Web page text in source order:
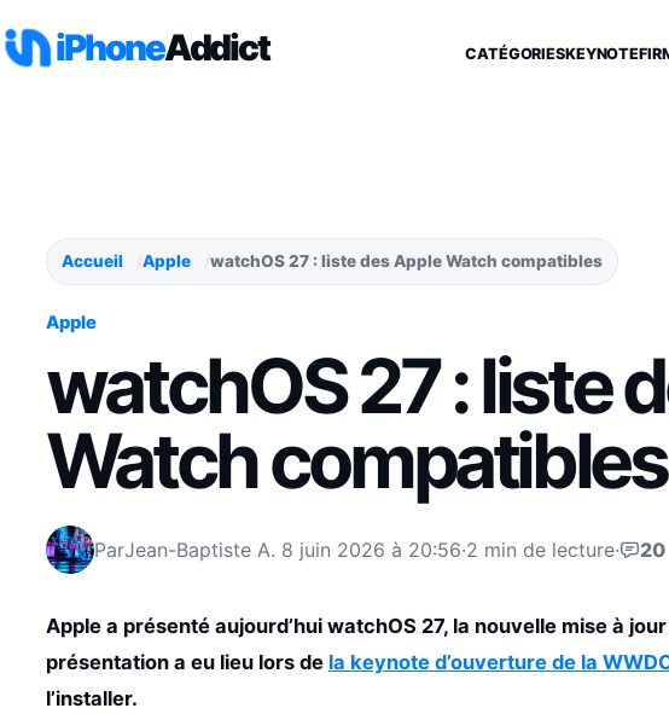
iPhoneAddict CATÉGORIESKEYNOTE
Accueil Apple watchOS 27 : liste des Apple Watch compatibles
Apple
watchOS 27 : liste
Watch compatibles
ParJean-Baptiste A. 8 juin 2026 à 20:56·2 min de lecture· 20
Apple a présenté aujourd’hui watchOS 27, la nouvelle mise à
présentation a eu lieu lors de la keynote d’ouverture de la
l’installer.